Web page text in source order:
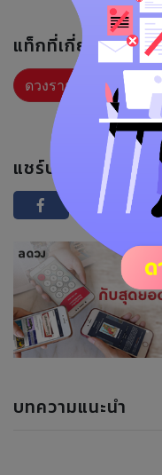
แท็กที่เกี่ยวข้อง :
ดวงรายวัน
แชร์บทความนี้ :
บทความแนะนำ